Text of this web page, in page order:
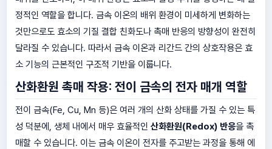
정적인 역할을 합니다. 금속 이온의 배위 환경이 미세하게 변화하는
것만으로도 효소의 기질 결합 친화도나 촉매 반응의 방향성이 완전히
달라질 수 있습니다. 따라서 금속 이온과 리간드 간의 상호작용은 효
소 기능의 근본적인 구조적 기반을 이룹니다.
산화환원 촉매 작용: 전이 금속의 전자 매개 역할
전이 금속(Fe, Cu, Mn 등)은 여러 개의 산화 상태를 가질 수 있는 특
성 덕분에, 생체 내에서 매우 효율적인 산화환원(Redox) 반응을 촉
매할 수 있습니다. 이는 금속 이온이 전자를 주고받는 과정을 통해 에